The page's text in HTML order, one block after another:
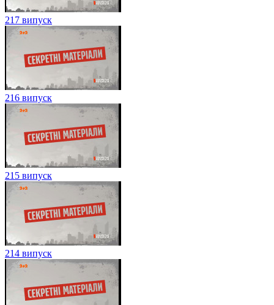
217 випуск
216 випуск
215 випуск
214 випуск